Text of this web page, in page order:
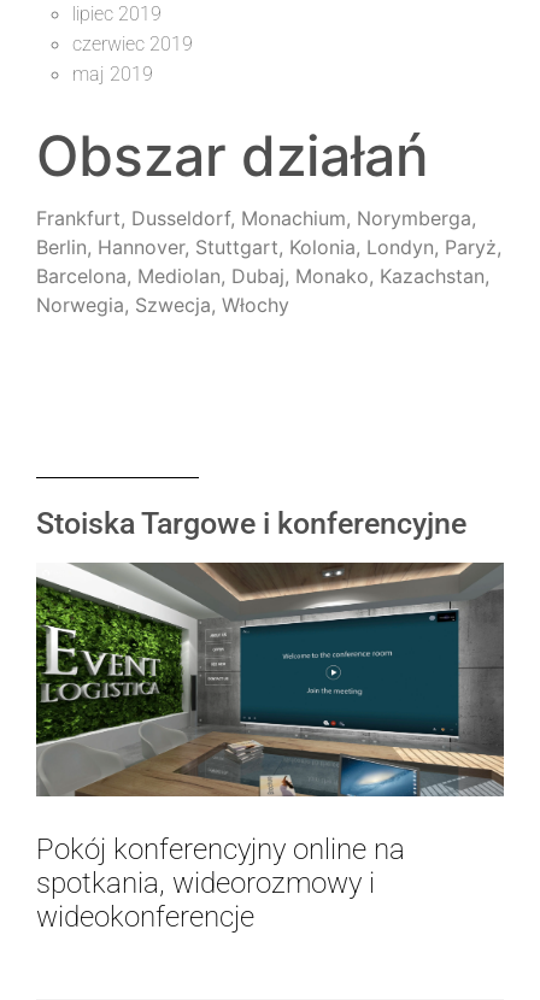
lipiec 2019
czerwiec 2019
maj 2019
Obszar działań
Frankfurt, Dusseldorf, Monachium, Norymberga,
Berlin, Hannover, Stuttgart, Kolonia, Londyn, Paryż,
Barcelona, Mediolan, Dubaj, Monako, Kazachstan,
Norwegia, Szwecja, Włochy
Stoiska Targowe i konferencyjne
Pokój konferencyjny online na
spotkania, wideorozmowy i
wideokonferencje